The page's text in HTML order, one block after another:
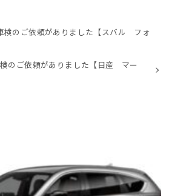
検のご依頼がありました【スバル フォ
のご依頼がありました【日産 マー